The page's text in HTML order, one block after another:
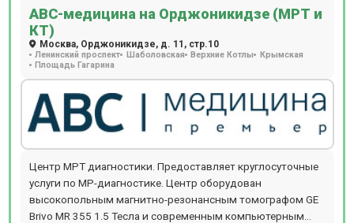
АВС-медицина на Орджоникидзе (МРТ и
КТ)
Москва, Орджоникидзе, д. 11, стр.10
Ленинский проспект Шаболовская Верхние Котлы Крымская
Площадь Гагарина
Центр МРТ диагностики. Предоставляет круглосуточные
услуги по МР-диагностике. Центр оборудован
высокопольным магнитно-резонансным томографом GE
Brivo MR 355 1.5 Тесла и современным компьютерным